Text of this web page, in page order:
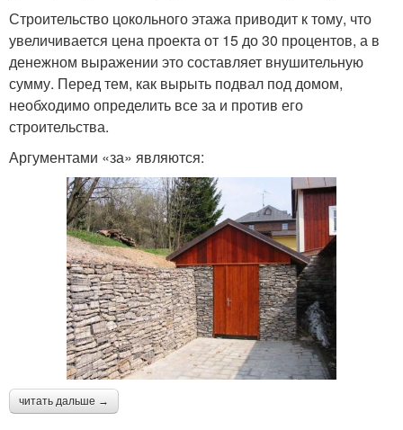
Строительство цокольного этажа приводит к тому, что
увеличивается цена проекта от 15 до 30 процентов, а в
денежном выражении это составляет внушительную
сумму. Перед тем, как вырыть подвал под домом,
необходимо определить все за и против его
строительства.
Аргументами «за» являются:
читать дальше →